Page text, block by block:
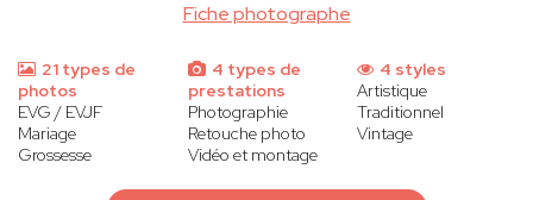
Fiche photographe
21 types de
photos
EVG / EVJF
Mariage
Grossesse
4 types de
prestations
Photographie
Retouche photo
Vidéo et montage
4 styles
Artistique
Traditionnel
Vintage